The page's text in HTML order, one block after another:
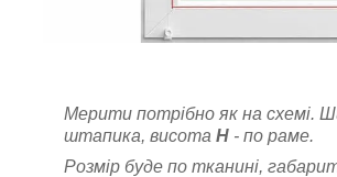
Мерити потрібно як на схемі.
штапика, висота Н - по раме.
Розмір буде по тканині,